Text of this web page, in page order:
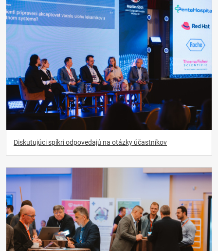
Diskutujúci spíkri odpovedajú na otázky účastníkov